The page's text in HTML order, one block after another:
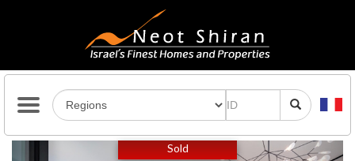
Sold
Previous Next